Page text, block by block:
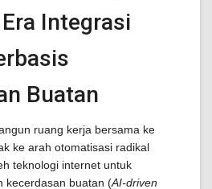
Integrasi
Buatan
ruang kerja bersama ke
ke arah otomatisasi radikal
teknologi internet untuk
kecerdasan buatan (AI-driven